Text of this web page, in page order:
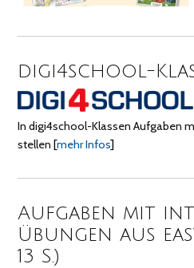
digi4school-
In digi4school-Klassen Aufgaben
stellen [mehr Infos]
Aufgaben mit
Übungen aus
13 S.)